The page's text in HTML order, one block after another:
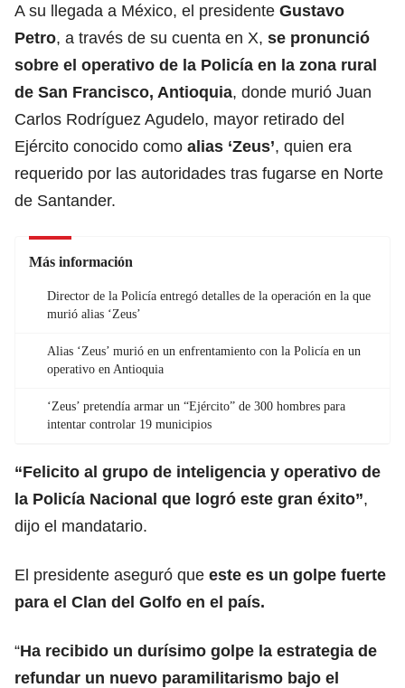
A su llegada a México, el presidente Gustavo
Petro, a través de su cuenta en X, se pronunció
sobre el operativo de la Policía en la zona rural
de San Francisco, Antioquia, donde murió Juan
Carlos Rodríguez Agudelo, mayor retirado del
Ejército conocido como alias ‘Zeus’, quien era
requerido por las autoridades tras fugarse en Norte
de Santander.
Más información
Director de la Policía entregó detalles de la operación en la que
murió alias ‘Zeus’
Alias ‘Zeus’ murió en un enfrentamiento con la Policía en un
operativo en Antioquia
‘Zeus’ pretendía armar un “Ejército” de 300 hombres para
intentar controlar 19 municipios
“Felicito al grupo de inteligencia y operativo de
la Policía Nacional que logró este gran éxito”,
dijo el mandatario.
El presidente aseguró que este es un golpe fuerte
para el Clan del Golfo en el país.
“Ha recibido un durísimo golpe la estrategia de
refundar un nuevo paramilitarismo bajo el